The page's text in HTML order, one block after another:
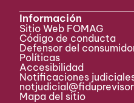
Información
Sitio Web FOMAG
Código de conducta
Defensor del
Políticas
Accesibilidad
Notificaciones
Mapa del sitio